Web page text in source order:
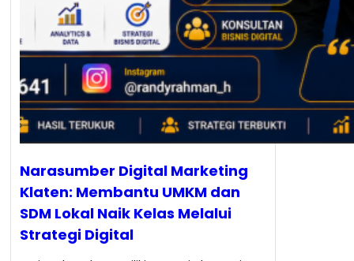
Narasumber Digital Marketing
Klaten: Membantu UMKM dan
SDM Lokal Naik Kelas Melalui
Strategi Digital